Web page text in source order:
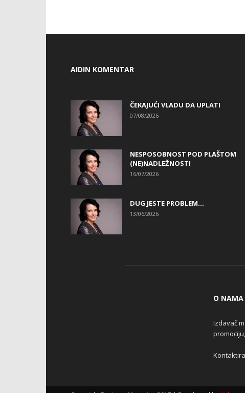
AIDIN KOMENTAR
ČEKAJUĆI VLADU DA UPLATI
07/08/2026
NESPOSOBNOST POD PLAŠTOM
(NE)NADLEŽNOSTI
16/07/2026
DUG JESTE PROBLEM…
13/06/2026
O NAMA
Izdavač